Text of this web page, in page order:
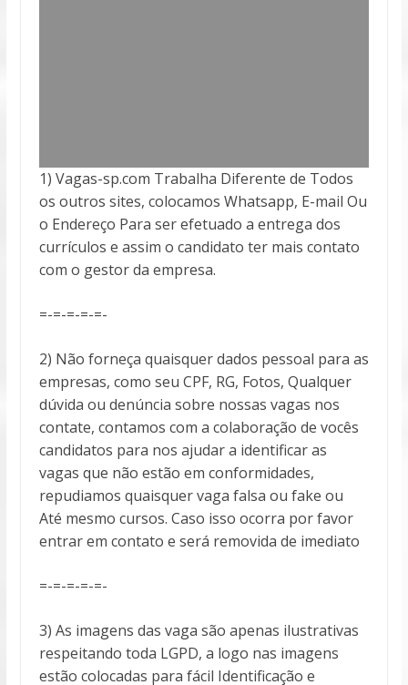
1) Vagas-sp.com Trabalha Diferente de Todos
os outros sites, colocamos Whatsapp, E-mail Ou
o Endereço Para ser efetuado a entrega dos
currículos e assim o candidato ter mais contato
com o gestor da empresa.
=-=-=-=-=-
2) Não forneça quaisquer dados pessoal para as
empresas, como seu CPF, RG, Fotos, Qualquer
dúvida ou denúncia sobre nossas vagas nos
contate, contamos com a colaboração de vocês
candidatos para nos ajudar a identificar as
vagas que não estão em conformidades,
repudiamos quaisquer vaga falsa ou fake ou
Até mesmo cursos. Caso isso ocorra por favor
entrar em contato e será removida de imediato
=-=-=-=-=-
3) As imagens das vaga são apenas ilustrativas
respeitando toda LGPD, a logo nas imagens
estão colocadas para fácil Identificação e